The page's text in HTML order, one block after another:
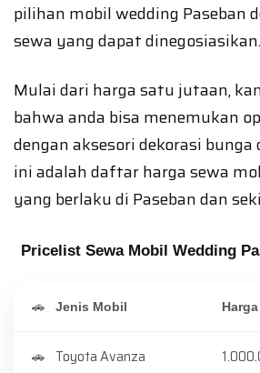
pilihan mobil wedding Paseban
sewa yang dapat dinegosiasikan.
Mulai dari harga satu jutaan,
bahwa anda bisa menemukan
dengan aksesori dekorasi
ini adalah daftar harga sewa
yang berlaku di Paseban dan
Pricelist Sewa Mobil Wedding
Jenis Mobil Harga
Toyota Avanza